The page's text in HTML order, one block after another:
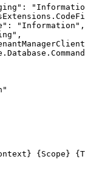
"Information",
{Scope}